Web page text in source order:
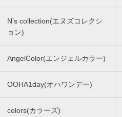
N’s collection(エヌズコレクシ
ョン)
AngelColor(エンジェルカラー)
OOHA1day(オハワンデー)
colors(カラーズ)